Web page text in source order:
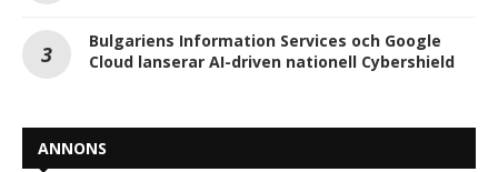
Bulgariens Information Services och Google
Cloud lanserar AI-driven nationell Cybershield
ANNONS